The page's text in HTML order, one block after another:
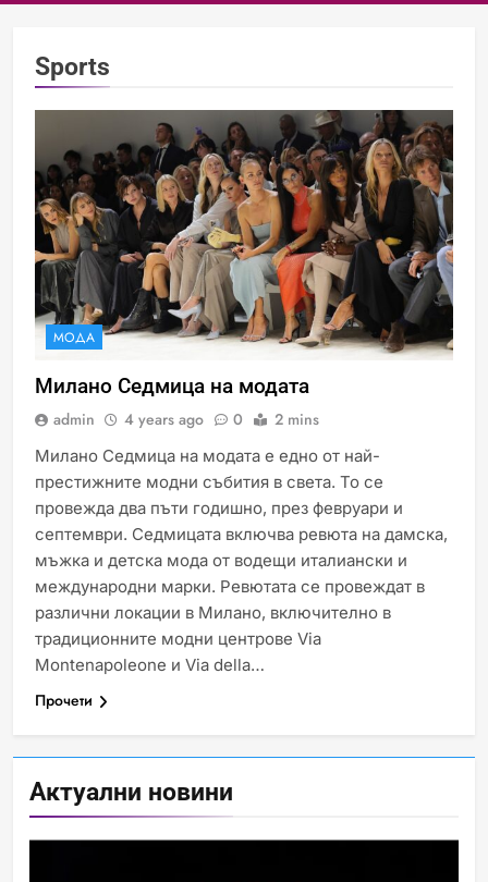
Актуални новини
Идеи за съвременен дизайн
на баня
ИСТОРИЯ
ИСТОРИЯ
Sports
МОДА
Милано Седмица на модата
admin 4 years ago 0 2 mins
Милано Седмица на модата е едно от най-
престижните модни събития в света. То се
провежда два пъти годишно, през февруари и
септември. Седмицата включва ревюта на дамска,
мъжка и детска мода от водещи италиански и
международни марки. Ревютата се провеждат в
различни локации в Милано, включително в
традиционните модни центрове Via
Montenapoleone и Via della…
Прочети